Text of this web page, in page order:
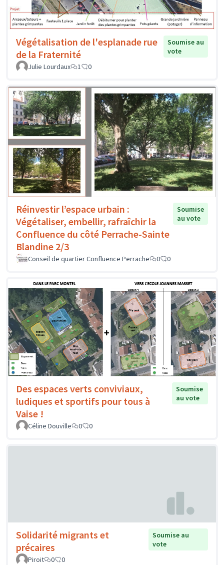
Végétalisation de l'esplanade rue
de la Fraternité
Soumise au
vote
Julie Lourdaux
1 0
Réinvestir l’espace urbain :
Végétaliser, embellir, rafraîchir la
Confluence du côté Perrache-Sainte
Blandine 2/3
Soumise
au vote
Conseil de quartier Confluence Perrache 0 0
Des espaces verts conviviaux,
ludiques et sportifs pour tous à
Vaise !
Soumise
au vote
Céline Douville 0 0
Solidarité migrants et
précaires
Soumise au
vote
Piroit
0 0